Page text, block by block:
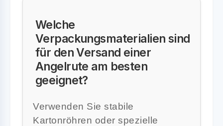
Welche
Verpackungsmaterialien sind
für den Versand einer
Angelrute am besten
geeignet?
Verwenden Sie stabile
Kartonröhren oder spezielle